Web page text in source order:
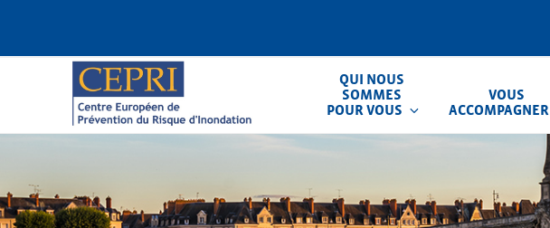
contenu
QUI NOUS
SOMMES
POUR VOUS
VOUS
ACCOMPAGNER
CEPRI
Centre Européen de Prévention du Risque d'Inondation